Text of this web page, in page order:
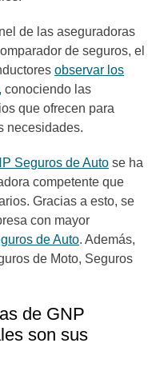
de las aseguradoras
de seguros, el
observar los
, conociendo las
que ofrecen para
necesidades.
Seguros de Auto se ha
competente que
Gracias a esto, se
con mayor
de Auto. Además,
de Moto, Seguros
de GNP
son sus